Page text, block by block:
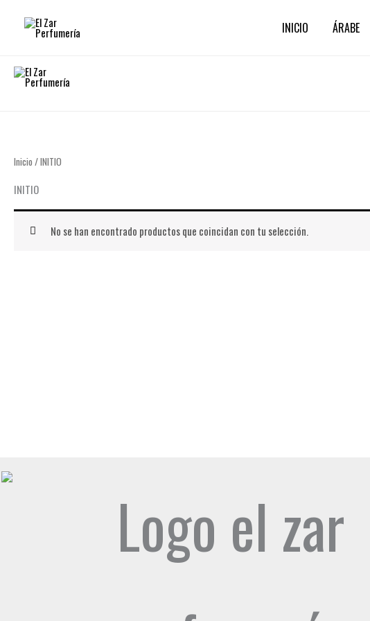
INICIO ÁRABE
Inicio / INITIO
INITIO
No se han encontrado productos que coincidan con tu selección.